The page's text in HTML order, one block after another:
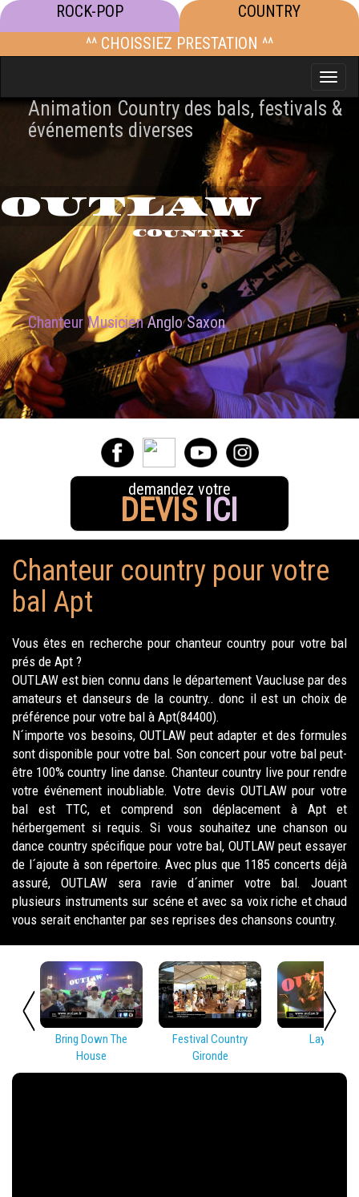
ROCK-POP
COUNTRY
^^ CHOISSIEZ PRESTATION ^^
Toggle
Animation Country des bals, festivals &
événements diverses
OUTLAW
COUNTRY
Chanteur MusicienAnglo Saxon
demandez votre
DEVIS ICI
Chanteur country pour votre
bal Apt
Vous êtes en recherche pour chanteur country pour votre bal
prés de Apt ?
OUTLAW est bien connu dans le département Vaucluse par des
amateurs et danseurs de la country.. donc il est un choix de
préférence pour votre bal à Apt(84400).
N´importe vos besoins, OUTLAW peut adapter et des formules
sont disponible pour votre bal. Son concert pour votre bal peut-
être 100% country line danse. Chanteur country live pour rendre
votre événement inoubliable. Votre devis OUTLAW pour votre
bal est TTC, et comprend son déplacement à Apt et
hérbergement si requis. Si vous souhaitez une chanson ou
dance country spécifique pour votre bal, OUTLAW peut essayer
de l´ajoute à son répertoire. Avec plus que 1185 concerts déjà
assuré, OUTLAW sera ravie d´animer votre bal. Jouant
plusieurs instruments sur scéne et avec sa voix riche et chaud
vous serait enchanter par ses reprises des chansons country.
Bring Down The
House
Festival Country
Gironde
Lay Low